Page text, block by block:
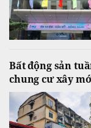
Bất động sản
chung cư xây